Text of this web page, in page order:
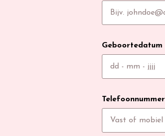
Geboortedatum
Telefoonnummer